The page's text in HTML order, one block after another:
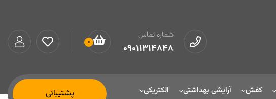
شماره تماس
09011314848
0
کفش آرایشی بهداشتی الکتریکی پشتیبانی